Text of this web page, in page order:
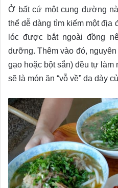
Ở bất cứ một cung đường
thể dễ dàng tìm kiếm một địa
lóc được bắt ngoài đồng
dưỡng. Thêm vào đó,
gạo hoặc bột sắn) đều tự làm
sẽ là món ăn “vỗ về” dạ dày